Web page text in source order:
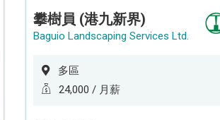
攀樹員 (港九新界)
Baguio Landscaping Services Ltd.
多區
24,000 / 月薪